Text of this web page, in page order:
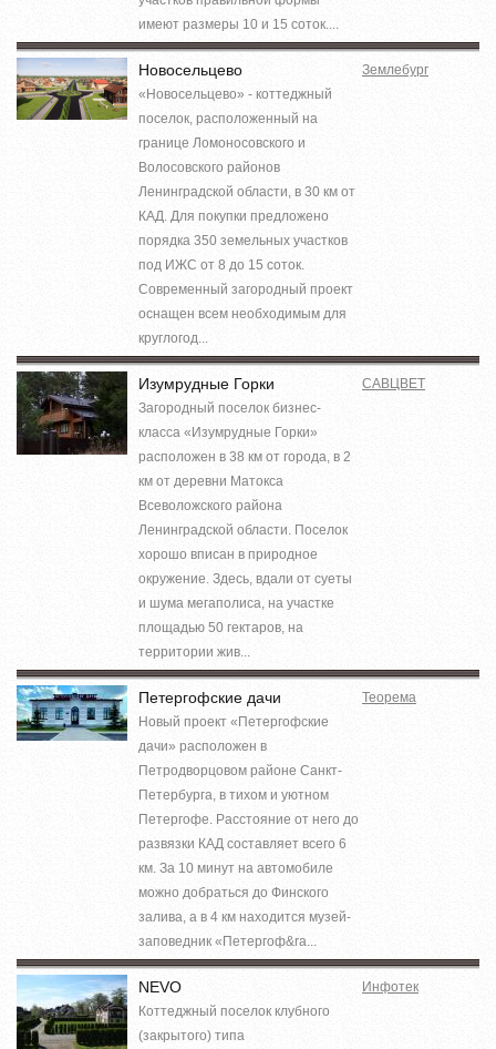
имеют размеры 10 и 15 соток....
Новосельцево
«Новосельцево» - коттеджный
поселок, расположенный на
границе Ломоносовского и
Волосовского районов
Ленинградской области, в 30 км от
КАД. Для покупки предложено
порядка 350 земельных участков
под ИЖС от 8 до 15 соток.
Современный загородный проект
оснащен всем необходимым для
круглогод...
Землебург
Изумрудные Горки
Загородный поселок бизнес-
класса «Изумрудные Горки»
расположен в 38 км от города, в 2
км от деревни Матокса
Всеволожского района
Ленинградской области. Поселок
хорошо вписан в природное
окружение. Здесь, вдали от суеты
и шума мегаполиса, на участке
площадью 50 гектаров, на
территории жив...
САВЦВЕТ
Петергофские дачи
Новый проект «Петергофские
дачи» расположен в
Петродворцовом районе Санкт-
Петербурга, в тихом и уютном
Петергофе. Расстояние от него до
развязки КАД составляет всего 6
км. За 10 минут на автомобиле
можно добраться до Финского
залива, а в 4 км находится музей-
заповедник «Петергоф&ra...
Теорема
NEVO
Коттеджный поселок клубного
(закрытого) типа
Инфотек